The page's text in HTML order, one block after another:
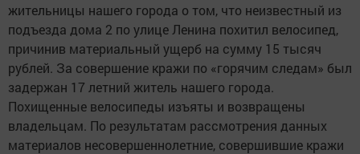
жительницы нашего города о том, что неизвестный из
подъезда дома 2 по улице Ленина похитил велосипед,
причинив материальный ущерб на сумму 15 тысяч
рублей. За совершение кражи по «горячим следам» был
задержан 17 летний житель нашего города.
Похищенные велосипеды изъяты и возвращены
владельцам. По результатам рассмотрения данных
материалов несовершеннолетние, совершившие кражи